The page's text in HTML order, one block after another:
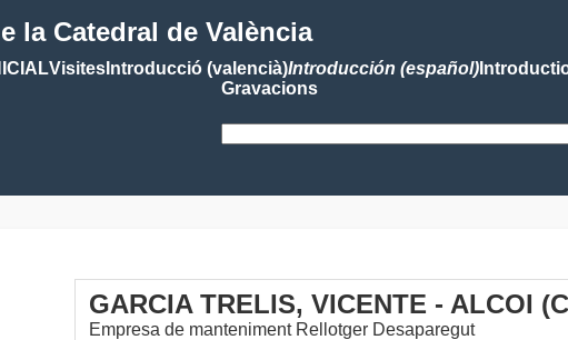
la Catedral de València
VisitesIntroducció (valencià)Introducción (español)
Gravacions
GARCIA TRELIS, VICENTE - ALCOI
Empresa de manteniment Rellotger Desaparegut